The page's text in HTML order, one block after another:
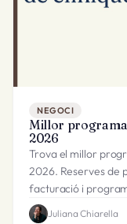
NEGOCI
Millor
2026
Trova el millor
2026. Reserves de
facturació i
dentals.
Juliana Chiarella